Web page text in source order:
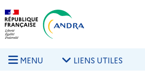
Aller au contenu principal
MENU LIENS UTILES